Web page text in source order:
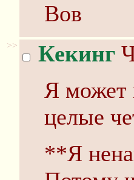
Вов
>> Кекинг
Я может
целые
**Я